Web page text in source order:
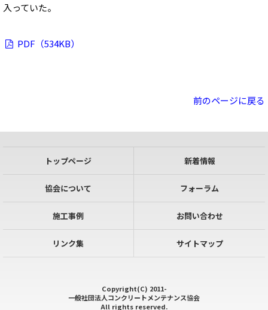
入っていた。
PDF（534KB）
前のページに戻る
トップページ 新着情報
協会について フォーラム
施工事例 お問い合わせ
リンク集 サイトマップ
Copyright(C) 2011-
一般社団法人コンクリートメンテナンス協会
All rights reserved.